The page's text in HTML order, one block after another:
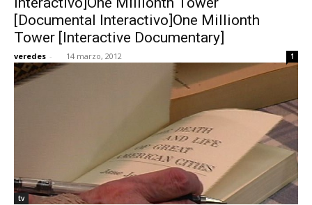
[Documental Interactivo]One Millionth
Tower [Interactive Documentary]
veredes - 14 marzo, 2012 1
tv